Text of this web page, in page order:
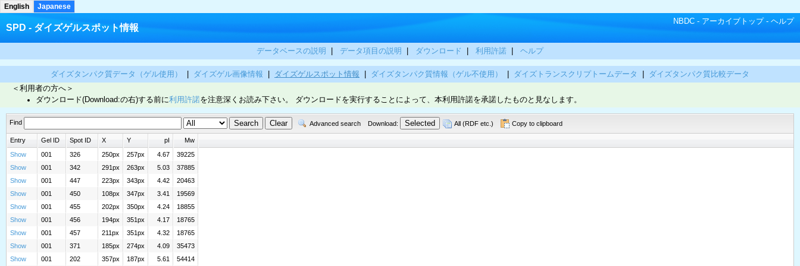
English Japanese
SPD - ダイズゲルスポット情報
NBDC - アーカイブトップ- ヘルプ
データベースの説明 データ項目の説明 ダウンロード 利用許諾 ヘルプ
ダイズタンパク質データ（ゲル使用） ダイズゲル画像情報 ダイズゲルスポット情報 ダイズタンパク質情報（ゲル不使用） ダイズトランスクリプトームデータ ダイズタンパク質比較データ
＜利用者の方へ＞
ダウンロード(Download:の右)する前に利用許諾を注意深くお読み下さい。 ダウンロードを実行することによって、本利用許諾を承諾したものと見なします。
Find Advanced search Download: All (RDF etc.) Copy to clipboard
Entry Gel ID Spot ID X Y pI
Mw
Show
001 326 250px 257px 4.67
39225
Show
001 342 291px 263px 5.03
37885
Show
001 447 223px 343px 4.42
20463
Show
001 450 108px 347px 3.41
19569
Show
001 455 202px 350px 4.24
18855
Show
001 456 194px 351px 4.17
18765
Show
001 457 211px 351px 4.32
18765
Show
001 371 185px 274px 4.09
35473
Show
001 202 357px 187px 5.61
54414